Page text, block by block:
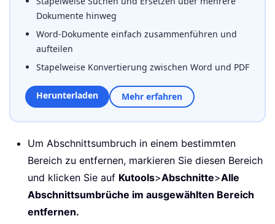
Dokumente hinweg
Word-Dokumente einfach zusammenführen und
aufteilen
Stapelweise Konvertierung zwischen Word und PDF
Herunterladen Mehr erfahren
Um Abschnittsumbruch in einem bestimmten
Bereich zu entfernen, markieren Sie diesen Bereich
und klicken Sie auf Kutools>Abschnitte>Alle
Abschnittsumbrüche im ausgewählten Bereich
entfernen.